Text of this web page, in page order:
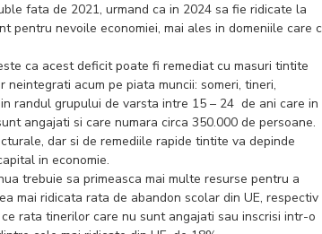
fata de 2021, urmand ca in 2024 sa fie ridicate la
pentru nevoile economiei, mai ales in domeniile care
ca acest deficit poate fi remediat cu masuri tintite
acum pe piata muncii: someri, tineri,
randul grupului de varsta intre 15 – 24 de ani care in
angajati si care numara circa 350.000 de persoane.
dar si de remediile rapide tintite va depinde
in economie.
trebuie sa primeasca mai multe resurse pentru a
mai ridicata rata de abandon scolar din UE, respectiv
rata tinerilor care nu sunt angajati sau inscrisi intr-o